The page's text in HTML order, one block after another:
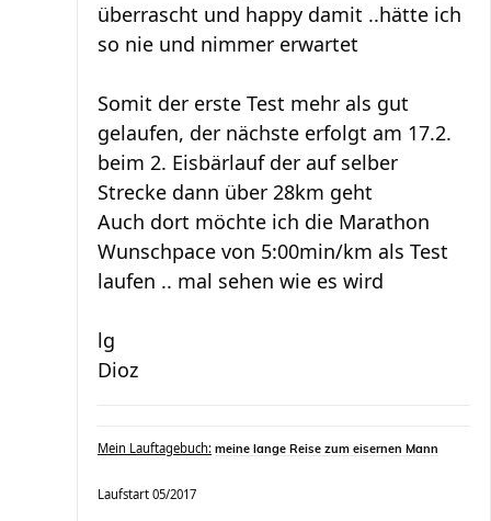
überrascht und happy damit ..hätte ich
so nie und nimmer erwartet
Somit der erste Test mehr als gut
gelaufen, der nächste erfolgt am 17.2.
beim 2. Eisbärlauf der auf selber
Strecke dann über 28km geht
Auch dort möchte ich die Marathon
Wunschpace von 5:00min/km als Test
laufen .. mal sehen wie es wird
lg
Dioz
Mein Lauftagebuch: meine lange Reise zum eisernen Mann
Laufstart 05/2017